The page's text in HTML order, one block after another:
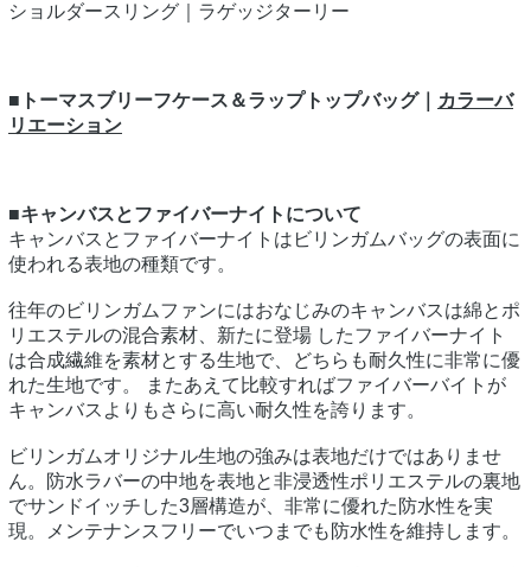
ショルダースリング｜ラゲッジターリー
■トーマスブリーフケース＆ラップトップバッグ｜
カラーバ
リエーション
■キャンバスとファイバーナイトについて
キャンバスとファイバーナイトはビリンガムバッグの表面に
使われる表地の種類です。
往年のビリンガムファンにはおなじみのキャンバスは綿とポ
リエステルの混合素材、新たに登場 したファイバーナイト
は合成繊維を素材とする生地で、どちらも耐久性に非常に優
れた生地です。 またあえて比較すればファイバーバイトが
キャンバスよりもさらに高い耐久性を誇ります。
ビリンガムオリジナル生地の強みは表地だけではありませ
ん。防水ラバーの中地を表地と非浸透性ポリエステルの裏地
でサンドイッチした3層構造が、非常に優れた防水性を実
現。メンテナンスフリーでいつまでも防水性を維持します。